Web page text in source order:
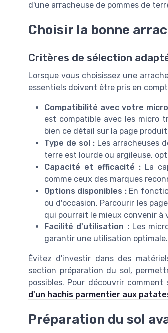
d'une arracheuse de pommes de
Choisir la bonne
Critères de sélection
Lorsque vous choisissez une
essentiels doivent être pris en
Compatibilité avec votre
est compatible avec les micro
bien ce détail sur la page produit.
Type de sol :Les arracheuses
terre est lourde ou argileuse,
Capacité et efficacité : La
comme ceux des marques
Options disponibles :En
ou d'occasion. Parcourir les
qui pourrait le mieux convenir à
Facilité d'utilisation :Les
garantir une utilisation
Évitez d'investir dans des
section préparation du sol,
possibles. Pour découvrir
d'un hachis parmentier aux
Préparation du sol